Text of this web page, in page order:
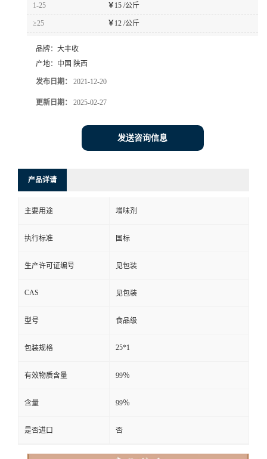
1-25 ￥15 /公斤
≥25 ￥12 /公斤
品牌： 大丰收
产地： 中国 陕西
发布日期： 2021-12-20
更新日期： 2025-02-27
发送咨询信息
产品详请
主要用途 增味剂
执行标准 国标
生产许可证编号 见包装
CAS 见包装
型号 食品级
包装规格 25*1
有效物质含量 99％
含量 99％
是否进口 否